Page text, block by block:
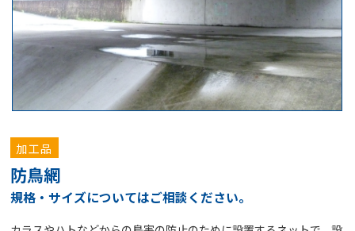
加工品
防鳥網
規格・サイズについてはご相談ください。